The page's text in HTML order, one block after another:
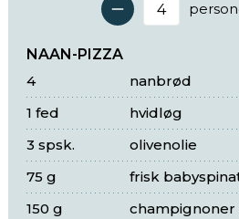
Antal
NAAN-PIZZA
nanbrød
4
hvidløg
1 fed
olivenolie
3 spsk.
frisk
75 g
champignoner
150 g